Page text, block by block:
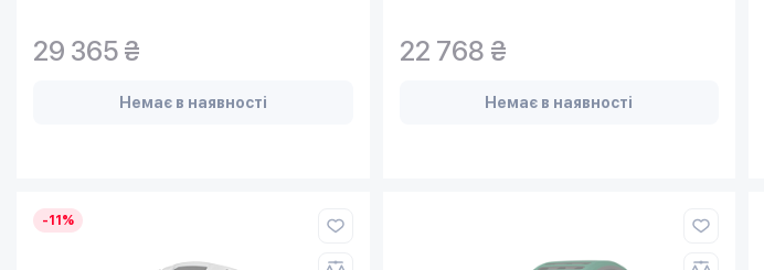
29 365 ₴
Немає в наявності
22 768 ₴
Немає в наявності
-11%